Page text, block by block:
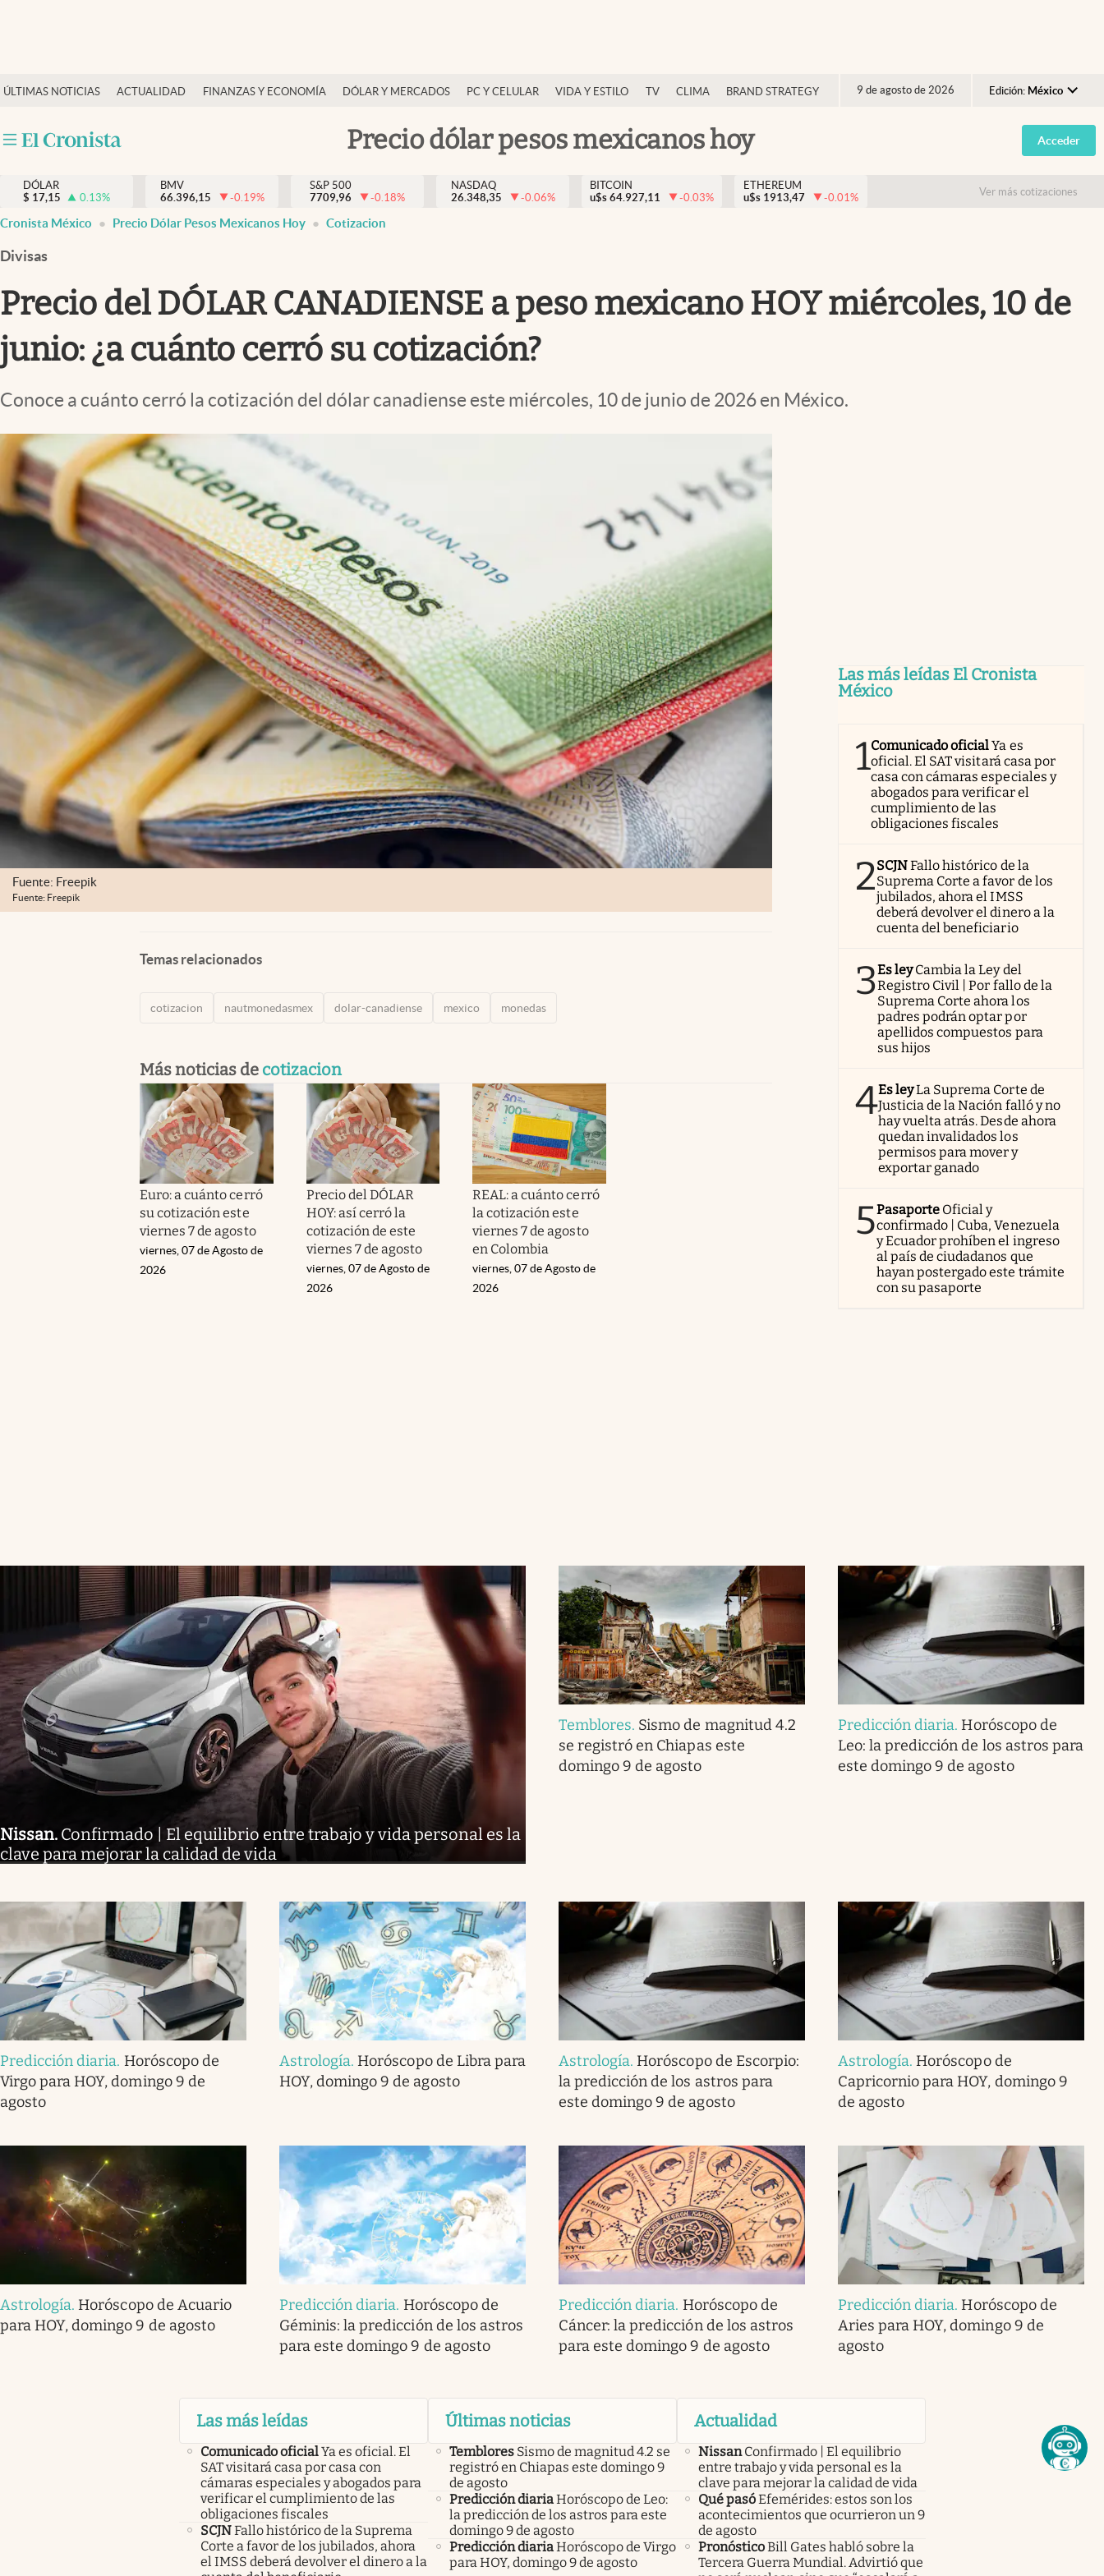
ÚLTIMAS NOTICIAS ACTUALIDAD FINANZAS Y ECONOMÍA DÓLAR Y MERCADOS PC Y CELULAR VIDA Y ESTILO TV CLIMA BRAND STRATEGY 9 de agosto de 2026 Edición: México
Argentina
España
USA
Precio dólar pesos mexicanos hoy
Actualidad
Internacionales
Opinión
Brand Strategy
Vida y estilo
Tv
Espiritualidad
Mediakit
abre en nueva pestaña
Acceder
DÓLAR
$ 17,15 0.13%
BMV
66.396,15
-0.19%
S&P 500
7709,96
-0.18%
NASDAQ
26.348,35
-0.06%
BITCOIN
u$s 64.927,11 -0.03%
ETHEREUM
u$s 1913,47 -0.01% Ver más cotizaciones
Cronista México Precio Dólar Pesos Mexicanos Hoy Cotizacion
Divisas
Precio del DÓLAR CANADIENSE a peso mexicano HOY miércoles, 10 de
junio: ¿a cuánto cerró su cotización?
Conoce a cuánto cerró la cotización del dólar canadiense este miércoles, 10 de junio de 2026 en México.
Fuente: Freepik
Fuente: Freepik
Temas relacionados
cotizacion nautmonedasmex dolar-canadiense mexico monedas
Más noticias de cotizacion
Euro: a cuánto cerró
su cotización este
viernes 7 de agosto
viernes, 07 de Agosto de
2026
Precio del DÓLAR
HOY: así cerró la
cotización de este
viernes 7 de agosto
viernes, 07 de Agosto de
2026
REAL: a cuánto cerró
la cotización este
viernes 7 de agosto
en Colombia
viernes, 07 de Agosto de
2026
Las más leídas El Cronista
México
1Comunicado oficialYa es
oficial. El SAT visitará casa por
casa con cámaras especiales y
abogados para verificar el
cumplimiento de las
obligaciones fiscales
2SCJNFallo histórico de la
Suprema Corte a favor de los
jubilados, ahora el IMSS
deberá devolver el dinero a la
cuenta del beneficiario
3Es ley Cambia la Ley del
Registro Civil | Por fallo de la
Suprema Corte ahora los
padres podrán optar por
apellidos compuestos para
sus hijos
4Es leyLa Suprema Corte de
Justicia de la Nación falló y no
hay vuelta atrás. Desde ahora
quedan invalidados los
permisos para mover y
exportar ganado
5Pasaporte Oficial y
confirmado | Cuba, Venezuela
y Ecuador prohíben el ingreso
al país de ciudadanos que
hayan postergado este trámite
con su pasaporte
Nissan. Confirmado | El equilibrio entre trabajo y vida personal es la
clave para mejorar la calidad de vida
Temblores. Sismo de magnitud 4.2
se registró en Chiapas este
domingo 9 de agosto
Predicción diaria. Horóscopo de
Leo: la predicción de los astros para
este domingo 9 de agosto
Predicción diaria. Horóscopo de
Virgo para HOY, domingo 9 de
agosto
Astrología. Horóscopo de Libra para
HOY, domingo 9 de agosto
Astrología. Horóscopo de Escorpio:
la predicción de los astros para
este domingo 9 de agosto
Astrología. Horóscopo de
Capricornio para HOY, domingo 9
de agosto
Astrología. Horóscopo de Acuario
para HOY, domingo 9 de agosto
Predicción diaria. Horóscopo de
Géminis: la predicción de los astros
para este domingo 9 de agosto
Predicción diaria. Horóscopo de
Cáncer: la predicción de los astros
para este domingo 9 de agosto
Predicción diaria. Horóscopo de
Aries para HOY, domingo 9 de
agosto
Las más leídas
Comunicado oficialYa es oficial. El
SAT visitará casa por casa con
cámaras especiales y abogados para
verificar el cumplimiento de las
obligaciones fiscales
SCJNFallo histórico de la Suprema
Corte a favor de los jubilados, ahora
el IMSS deberá devolver el dinero a la
Últimas noticias
Temblores Sismo de magnitud 4.2 se
registró en Chiapas este domingo 9
de agosto
Predicción diariaHoróscopo de Leo:
la predicción de los astros para este
domingo 9 de agosto
Predicción diariaHoróscopo de Virgo
para HOY, domingo 9 de agosto
Actualidad
Nissan Confirmado | El equilibrio
entre trabajo y vida personal es la
clave para mejorar la calidad de vida
Qué pasóEfemérides: estos son los
acontecimientos que ocurrieron un 9
de agosto
PronósticoBill Gates habló sobre la
Tercera Guerra Mundial. Advirtió que